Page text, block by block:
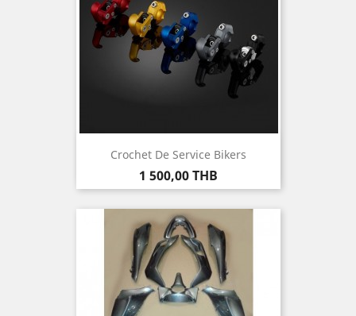
Crochet De Service Bikers
Prix
1 500,00 THB